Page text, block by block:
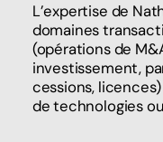
L’expertise de
domaines
(opérations de
investissement,
cessions,
de technologies